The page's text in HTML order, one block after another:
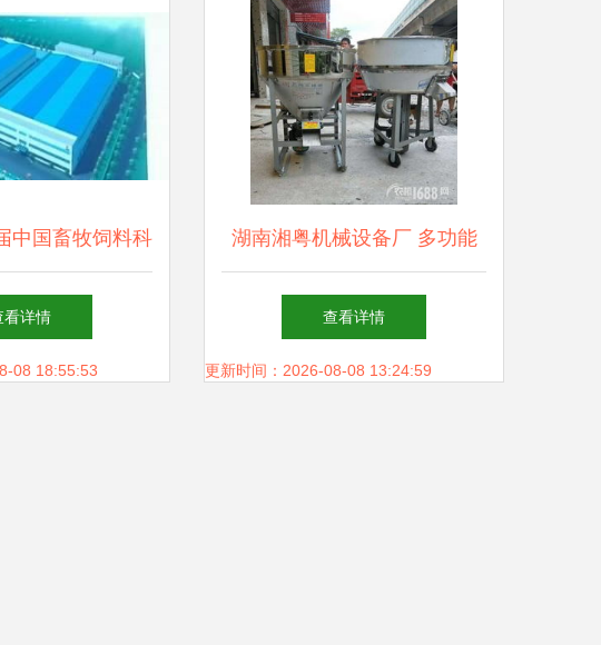
中国畜牧饲料科
层论坛 洞察趋
业饲料销售新
看详情
08 18:55:53
湖南湘粤机械设备厂 多功能
畜牧饲料搅拌机报价、补贴政
策与产品解析
查看详情
更新时间：2026-08-08 13:24:59